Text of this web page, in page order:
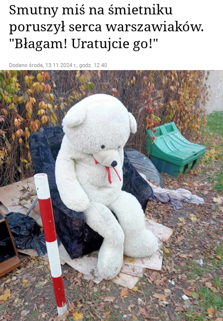
Smutny miś na śmietniku
poruszył serca warszawiaków.
"Błagam! Uratujcie go!"
Dodano środa, 13.11.2024 r., godz. 12.40